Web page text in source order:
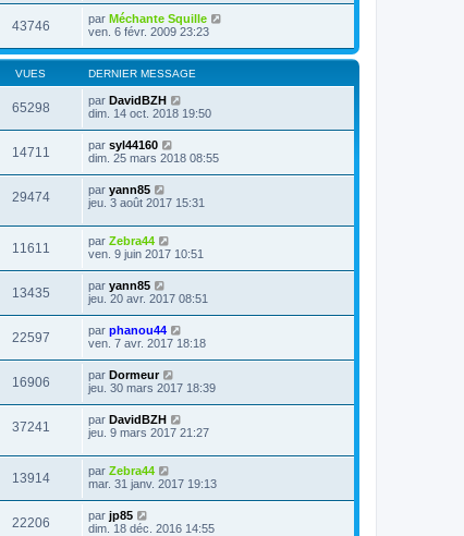
43746 par Méchante Squille
ven. 6 févr. 2009 23:23
VUES DERNIER MESSAGE
65298 par DavidBZH
dim. 14 oct. 2018 19:50
14711 par syl44160
dim. 25 mars 2018 08:55
29474 par yann85
jeu. 3 août 2017 15:31
11611 par Zebra44
ven. 9 juin 2017 10:51
13435 par yann85
jeu. 20 avr. 2017 08:51
22597 par phanou44
ven. 7 avr. 2017 18:18
16906 par Dormeur
jeu. 30 mars 2017 18:39
37241 par DavidBZH
jeu. 9 mars 2017 21:27
13914 par Zebra44
mar. 31 janv. 2017 19:13
22206 par jp85
dim. 18 déc. 2016 14:55